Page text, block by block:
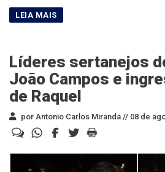
Líderes sertanejos
João Campos e
de Raquel
por Antonio Carlos Miranda // 08 de